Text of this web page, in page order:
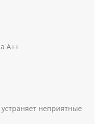
А++
неприятные